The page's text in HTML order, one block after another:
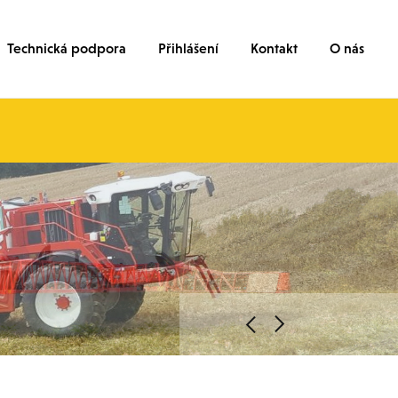
Technická podpora Přihlášení Kontakt O nás